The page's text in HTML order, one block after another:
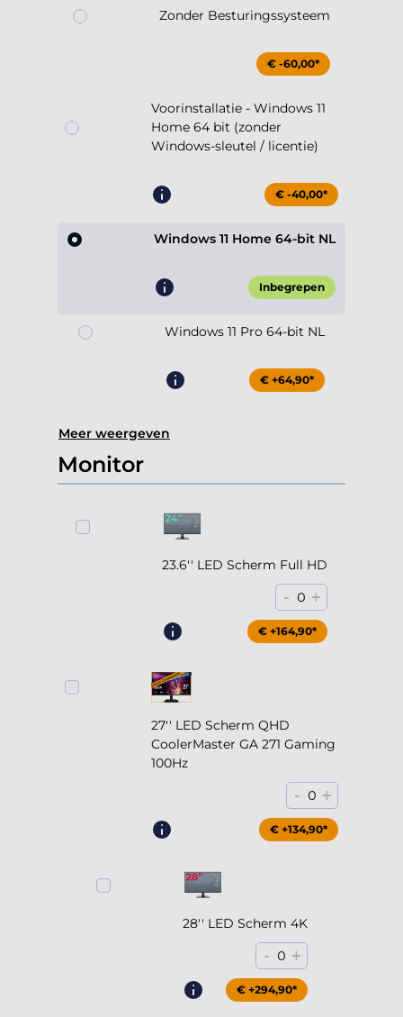
Zonder Besturingssysteem
€ -60,00*
Voorinstallatie - Windows 11
Home 64 bit (zonder
Windows-sleutel / licentie)
€ -40,00*
Windows 11 Home 64-bit NL
Inbegrepen
Windows 11 Pro 64-bit NL
€ +64,90*
Meer weergeven
Monitor
23.6'' LED Scherm Full HD
- 0 +
€ +164,90*
27'' LED Scherm QHD
CoolerMaster GA 271 Gaming
100Hz
- 0 +
€ +204,90*
€ +134,90*
28'' LED Scherm 4K
- 0 +
€ +294,90*